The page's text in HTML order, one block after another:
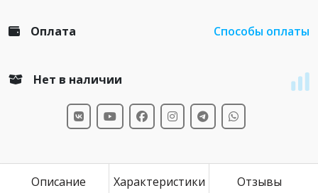
Оплата Способы оплаты
Нет в наличии
Описание Характеристики Отзывы